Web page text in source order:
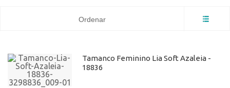
Ordenar
Tamanco Feminino Lia Soft Azaleia -
18836